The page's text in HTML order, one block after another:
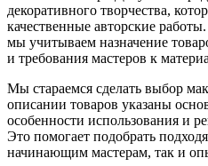
декоративного творчества,
качественные авторские
мы учитываем назначение
и требования мастеров к
Мы стараемся сделать выбор
описании товаров указаны
особенности использования и
Это помогает подобрать
начинающим мастерам, так и